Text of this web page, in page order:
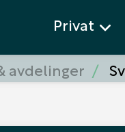
avdelinger
Privat